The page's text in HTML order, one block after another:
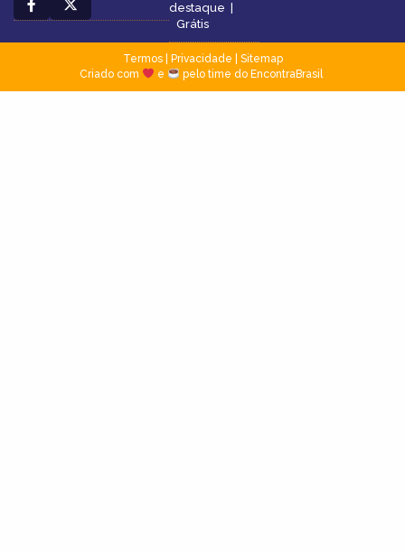
destaque
Grátis
Termos| Privacidade
Sitemap
Criado com
e pelo time do EncontraBrasil